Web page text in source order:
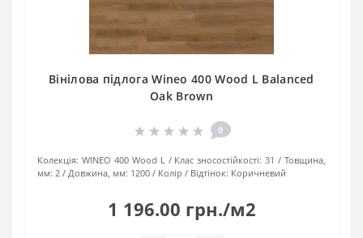
Вінілова підлога Wineo 400 Wood L Balanced
Oak Brown
0
Колекція: WINEO 400 Wood L Клас зносостійкості: 31
Товщина,
мм: 2 Довжина, мм: 1200 Колір / Відтінок: Коричневий
1 196.00 грн./м2